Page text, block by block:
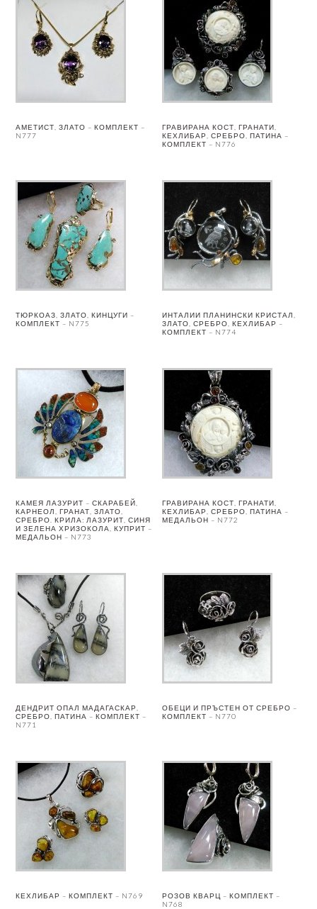
АМЕТИСТ, ЗЛАТО – КОМПЛЕКТ –
N777
ГРАВИРАНА КОСТ, ГРАНАТИ,
КЕХЛИБАР, СРЕБРО, ПАТИНА –
КОМПЛЕКТ – N776
ТЮРКОАЗ, ЗЛАТО, КИНЦУГИ –
КОМПЛЕКТ – N775
ИНТАЛИИ ПЛАНИНСКИ КРИСТАЛ,
ЗЛАТО, СРЕБРО, КЕХЛИБАР –
КОМПЛЕКТ – N774
КАМЕЯ ЛАЗУРИТ – СКАРАБЕЙ,
КАРНЕОЛ, ГРАНАТ, ЗЛАТО,
СРЕБРО. КРИЛА: ЛАЗУРИТ, СИНЯ
И ЗЕЛЕНА ХРИЗОКОЛА, КУПРИТ –
МЕДАЛЬОН – N773
ГРАВИРАНА КОСТ, ГРАНАТИ,
КЕХЛИБАР, СРЕБРО, ПАТИНА –
МЕДАЛЬОН – N772
ДЕНДРИТ ОПАЛ МАДАГАСКАР,
СРЕБРО, ПАТИНА – КОМПЛЕКТ –
N771
ОБЕЦИ И ПРЪСТЕН ОТ СРЕБРО –
КОМПЛЕКТ – N770
КЕХЛИБАР – КОМПЛЕКТ – N769
РОЗОВ КВАРЦ – КОМПЛЕКТ –
N768